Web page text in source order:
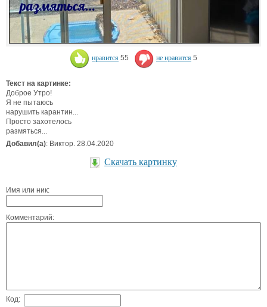
нравится 55 не нравится 5
Текст на картинке:
Доброе Утро!
Я не пытаюсь
нарушить карантин...
Просто захотелось
размяться...
Добавил(а): Виктор. 28.04.2020
Скачать картинку
Имя или ник:
Комментарий:
Код: